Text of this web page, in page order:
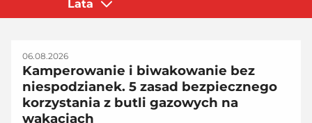
06.08.2026
Kamperowanie i biwakowanie bez
niespodzianek. 5 zasad bezpiecznego
korzystania z butli gazowych na
wakacjach